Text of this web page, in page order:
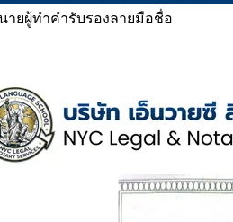
ายผู้ทำคำรับรองลายมือชื่อ